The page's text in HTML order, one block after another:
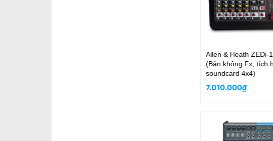
Allen & Heath ZEDi-
(Bản không Fx, tích
soundcard 4x4)
7.010.000₫